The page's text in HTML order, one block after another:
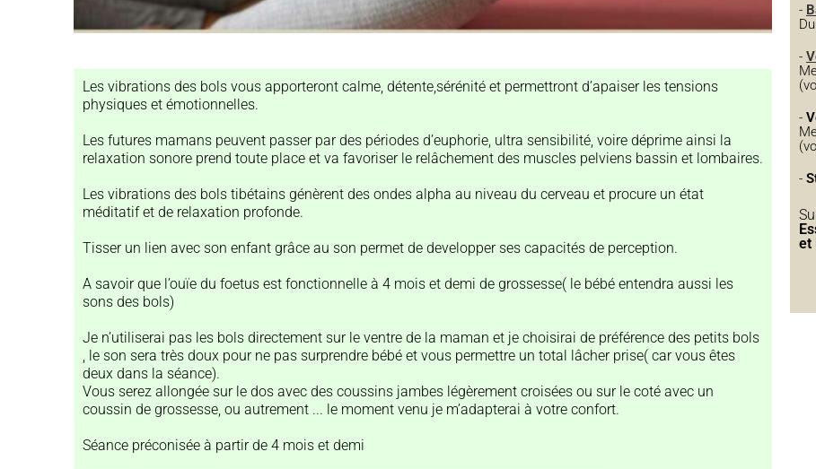
Les vibrations des bols vous apporteront calme, détente,sérénité et permettront d’apaiser les tensions
physiques et émotionnelles.
Les futures mamans peuvent passer par des périodes d’euphorie, ultra sensibilité, voire déprime ainsi la
relaxation sonore prend toute place et va favoriser le relâchement des muscles pelviens bassin et lombaires.
Les vibrations des bols tibétains génèrent des ondes alpha au niveau du cerveau et procure un état
méditatif et de relaxation profonde.
Tisser un lien avec son enfant grâce au son permet de developper ses capacités de perception.
A savoir que l’ouïe du foetus est fonctionnelle à 4 mois et demi de grossesse( le bébé entendra aussi les
sons des bols)
Je n’utiliserai pas les bols directement sur le ventre de la maman et je choisirai de préférence des petits bols
, le son sera très doux pour ne pas surprendre bébé et vous permettre un total lâcher prise( car vous êtes
deux dans la séance).
Vous serez allongée sur le dos avec des coussins jambes légèrement croisées ou sur le coté avec un
coussin de grossesse, ou autrement ... le moment venu je m’adapterai à votre confort.
Séance préconisée à partir de 4 mois et demi
-
-
-
-
et